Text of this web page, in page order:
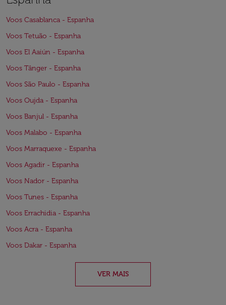
Voos Casablanca - Espanha
Voos Tetuão - Espanha
Voos El Aaiún - Espanha
Voos Tânger - Espanha
Voos São Paulo - Espanha
Voos Oujda - Espanha
Voos Banjul - Espanha
Voos Malabo - Espanha
Voos Marraquexe - Espanha
Voos Agadir - Espanha
Voos Nador - Espanha
Voos Tunes - Espanha
Voos Errachidia - Espanha
Voos Acra - Espanha
Voos Dakar - Espanha
VER MAIS